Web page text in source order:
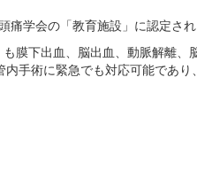
学会の「教育施設」に認定され
膜下出血、脳出血、動脈解離、
手術に緊急でも対応可能であ